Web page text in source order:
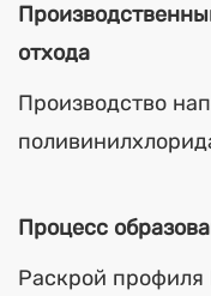
отхода
Производство
Процесс
Раскрой